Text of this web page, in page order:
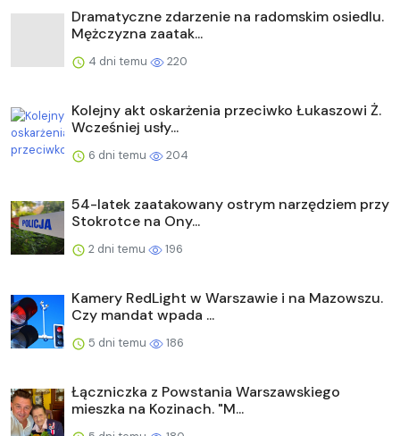
Dramatyczne zdarzenie na radomskim osiedlu.
Mężczyzna zaatak...
4 dni temu 220
Kolejny akt oskarżenia przeciwko Łukaszowi Ż.
Wcześniej usły...
6 dni temu 204
54-latek zaatakowany ostrym narzędziem przy
Stokrotce na Ony...
2 dni temu 196
Kamery RedLight w Warszawie i na Mazowszu.
Czy mandat wpada ...
5 dni temu 186
Łączniczka z Powstania Warszawskiego
mieszka na Kozinach. "M...